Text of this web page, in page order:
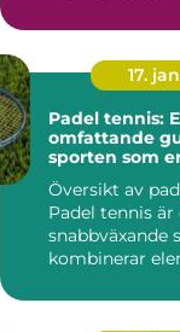
17. jan
Padel tennis:
omfattande
sporten som
världen
Översikt av
Padel tennis är
snabbväxande
kombinerar